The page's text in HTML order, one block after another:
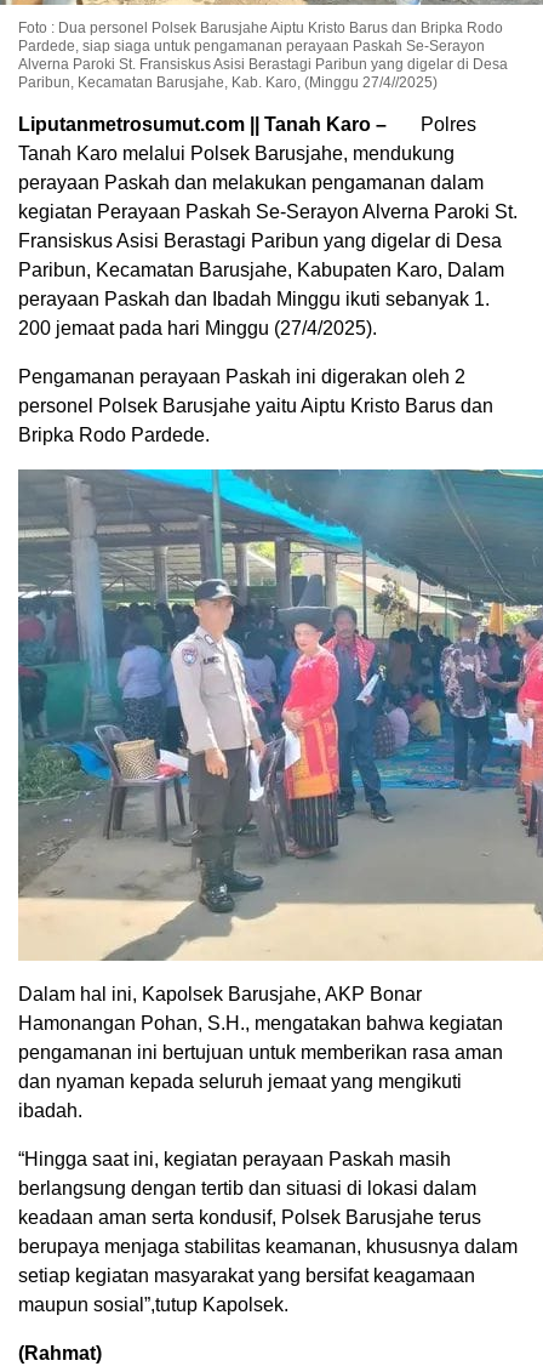
Foto : Dua personel Polsek Barusjahe Aiptu Kristo Barus dan Bripka Rodo
Pardede, siap siaga untuk pengamanan perayaan Paskah Se-Serayon
Alverna Paroki St. Fransiskus Asisi Berastagi Paribun yang digelar di Desa
Paribun, Kecamatan Barusjahe, Kab. Karo, (Minggu 27/4//2025)
Liputanmetrosumut.com || Tanah Karo –
Polres
Tanah Karo melalui Polsek Barusjahe, mendukung
perayaan Paskah dan melakukan pengamanan dalam
kegiatan Perayaan Paskah Se-Serayon Alverna Paroki St.
Fransiskus Asisi Berastagi Paribun yang digelar di Desa
Paribun, Kecamatan Barusjahe, Kabupaten Karo, Dalam
perayaan Paskah dan Ibadah Minggu ikuti sebanyak 1.
200 jemaat pada hari Minggu (27/4/2025).
Pengamanan perayaan Paskah ini digerakan oleh 2
personel Polsek Barusjahe yaitu Aiptu Kristo Barus dan
Bripka Rodo Pardede.
Dalam hal ini, Kapolsek Barusjahe, AKP Bonar
Hamonangan Pohan, S.H., mengatakan bahwa kegiatan
pengamanan ini bertujuan untuk memberikan rasa aman
dan nyaman kepada seluruh jemaat yang mengikuti
ibadah.
“Hingga saat ini, kegiatan perayaan Paskah masih
berlangsung dengan tertib dan situasi di lokasi dalam
keadaan aman serta kondusif, Polsek Barusjahe terus
berupaya menjaga stabilitas keamanan, khususnya dalam
setiap kegiatan masyarakat yang bersifat keagamaan
maupun sosial”,tutup Kapolsek.
(Rahmat)